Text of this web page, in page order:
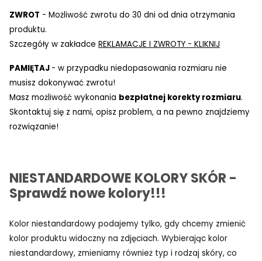
ZWROT - Możliwość zwrotu do 30 dni od dnia otrzymania
produktu.
Szczegóły w zakładce REKLAMACJE I ZWROTY - KLIKNIJ
PAMIĘTAJ - w przypadku niedopasowania rozmiaru nie
musisz dokonywać zwrotu!
Masz możliwość wykonania bezpłatnej korekty rozmiaru.
Skontaktuj się z nami, opisz problem, a na pewno znajdziemy
rozwiązanie!
NIESTANDARDOWE KOLORY SKÓR -
Sprawdź nowe kolory!!!
Kolor niestandardowy podajemy tylko, gdy chcemy zmienić
kolor produktu widoczny na zdjęciach. Wybierając kolor
niestandardowy, zmieniamy również typ i rodzaj skóry, co